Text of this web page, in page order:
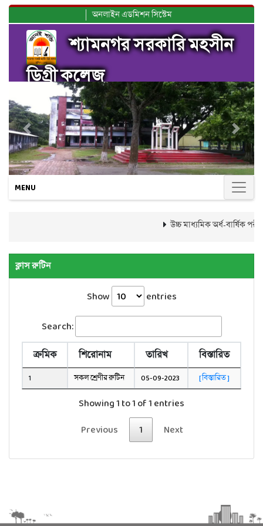
অনলাইন এডমিশন সিস্টেম
শ্যামনগর সরকারি মহসীন
ডিগ্রী কলেজ
Previous Next
MENU
উচ্চ মাধ্যমিক অর্ধ-বার্ষিক
ক্লাস রুটিন
Show entries
Search:
ক্রমিক শিরোনাম তারিখ বিস্তারিত
1 সকল শ্রেণীর রুটিন 05-09-2023 [ বিস্তারিত ]
Showing 1 to 1 of 1 entries
Previous
1 Next